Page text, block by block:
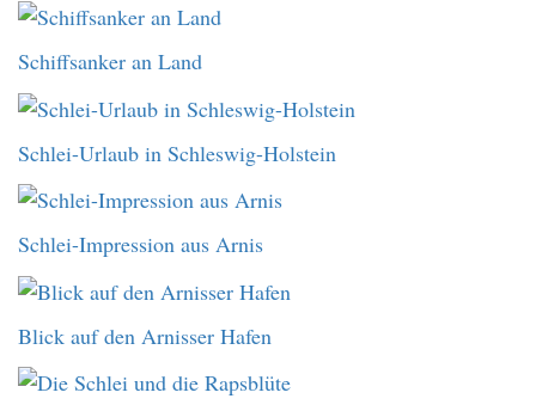
Schiffsanker an Land
Schlei-Urlaub in Schleswig-Holstein
Schlei-Impression aus Arnis
Blick auf den Arnisser Hafen